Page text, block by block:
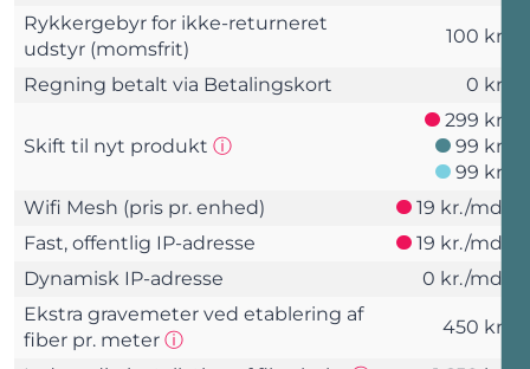
Rykkergebyr for ikke-returneret
udstyr (momsfrit)
100 kr.
Regning betalt via Betalingskort 0 kr.
Skift til nyt produkt ⓘ
299 kr.
99 kr.
99 kr.
Wifi Mesh (pris pr. enhed)
19 kr./md.
Fast, offentlig IP-adresse
19 kr./md.
Dynamisk IP-adresse
0 kr./md.
Ekstra gravemeter ved etablering af
fiber pr. meter ⓘ
450 kr.